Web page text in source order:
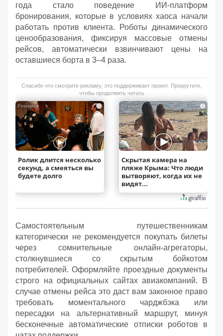
года стало поведение ИИ-платформ
бронирования, которые в условиях хаоса начали
работать против клиента. Роботы динамического
ценообразования, фиксируя массовые отмены
рейсов, автоматически взвинчивают цены на
оставшиеся борта в 3–4 раза.
Спасибо что смотрите рекламу, это поддерживает проект. Прокрутите,
чтобы продолжить читать
i
Ролик длится несколько
секунд, а смеяться вы
будете долго
i
Скрытая камера на
пляже Крыма: Что люди
вытворяют, когда их не
видят...
Самостоятельным путешественникам
категорически не рекомендуется покупать билеты
через сомнительные онлайн-агрегаторы,
столкнувшиеся со скрытым бойкотом
потребителей. Оформляйте проездные документы
строго на официальных сайтах авиакомпаний. В
случае отмены рейса это даст вам законное право
требовать моментального чарджбэка или
пересадки на альтернативный маршрут, минуя
бесконечные автоматические отписки роботов в